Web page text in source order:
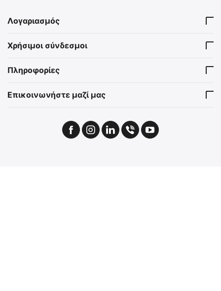
Λογαριασμός
Χρήσιμοι σύνδεσμοι
Πληροφορίες
Επικοινωνήστε μαζί μας